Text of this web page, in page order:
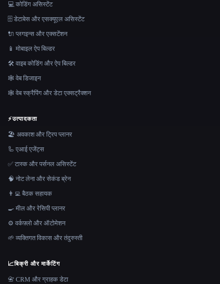
💻 कोडिंग असिस्टेंट
🗄️ डेटाबेस और एसक्यूएल असिस्टेंट
🔌 प्लगइन्स और एक्सटेंशन
📱 मोबाइल ऐप बिल्डर
🛠️ वाइब कोडिंग और ऐप बिल्डर
🕸 वेब डिजाइन
🕸️ वेब स्क्रैपिंग और डेटा एक्सट्रैक्शन
⚡उत्पादकता
🏖 अवकाश और ट्रिप प्लानर
🦾 एआई एजेंट्स
✅ टास्क और पर्सनल असिस्टेंट
🧠 नोट लेना और सेकंड ब्रेन
👨‍💻 बैठक सहायक
🍳 मील और रेसिपी प्लानर
⚙️ वर्कफ़्लो और ऑटोमेशन
🌱 व्यक्तिगत विकास और तंदुरुस्ती
📈बिक्री और मार्केटिंग
📇 CRM और ग्राहक डेटा